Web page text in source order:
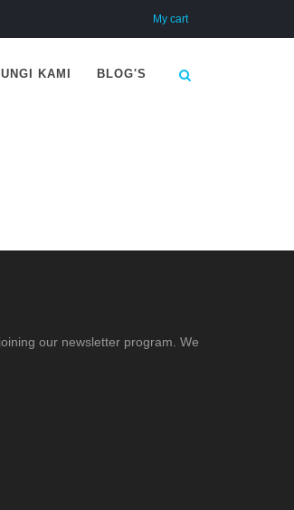
My cart
KAMI BLOG'S
our newsletter program. We